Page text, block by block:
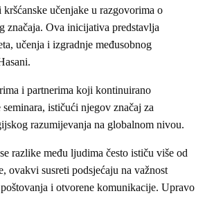
učenjake u razgovorima o
značaja. Ova inicijativa predstavlja
učenja i izgradnje međusobnog
i partnerima koji kontinuirano
ističući njegov značaj za
razumijevanja na globalnom nivou.
razlike među ljudima često ističu više od
ovakvi susreti podsjećaju na važnost
i otvorene komunikacije. Upravo